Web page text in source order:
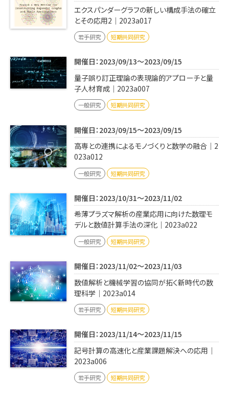
エクスパンダーグラフの新しい構成手法の確立
とその応用2｜2023a017
若手研究 短期共同研究
開催日：2023/09/13～2023/09/15
量子誤り訂正理論の表現論的アプローチと量
子人材育成｜2023a007
一般研究 短期共同研究
開催日：2023/09/15～2023/09/15
高専との連携によるモノづくりと数学の融合｜2
023a012
一般研究 短期共同研究
開催日：2023/10/31～2023/11/02
希薄プラズマ解析の産業応用に向けた数理モ
デルと数値計算手法の深化｜2023a022
一般研究 短期共同研究
開催日：2023/11/02～2023/11/03
数値解析と機械学習の協同が拓く新時代の数
理科学｜2023a014
若手研究 短期共同研究
開催日：2023/11/14～2023/11/15
記号計算の高速化と産業課題解決への応用｜
2023a006
若手研究 短期共同研究